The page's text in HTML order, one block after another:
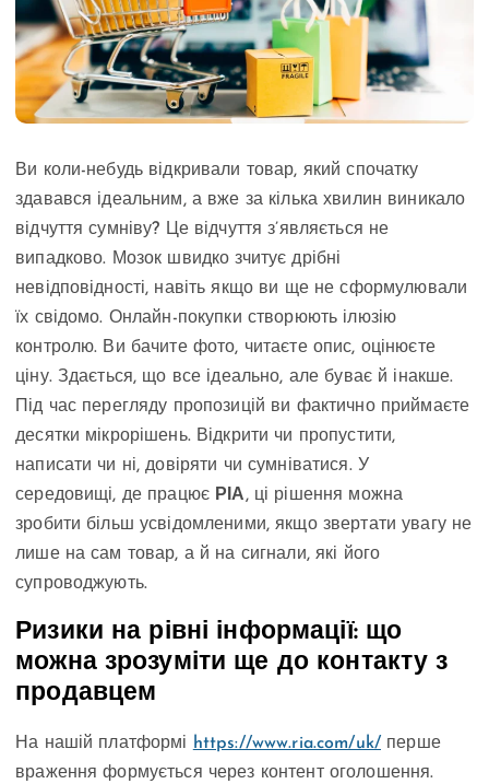
Ви коли-небудь відкривали товар, який спочатку
здавався ідеальним, а вже за кілька хвилин виникало
відчуття сумніву? Це відчуття з’являється не
випадково. Мозок швидко зчитує дрібні
невідповідності, навіть якщо ви ще не сформулювали
їх свідомо. Онлайн-покупки створюють ілюзію
контролю. Ви бачите фото, читаєте опис, оцінюєте
ціну. Здається, що все ідеально, але буває й інакше.
Під час перегляду пропозицій ви фактично приймаєте
десятки мікрорішень. Відкрити чи пропустити,
написати чи ні, довіряти чи сумніватися. У
середовищі, де працює РІА, ці рішення можна
зробити більш усвідомленими, якщо звертати увагу не
лише на сам товар, а й на сигнали, які його
супроводжують.
Ризики на рівні інформації: що
можна зрозуміти ще до контакту з
продавцем
На нашій платформі https://www.ria.com/uk/ перше
враження формується через контент оголошення.